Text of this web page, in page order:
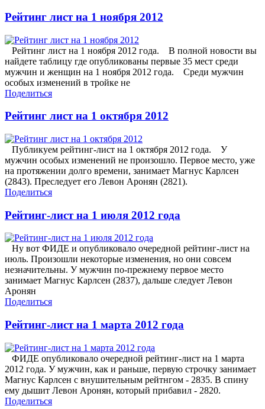
Рейтинг лист на 1 ноября 2012
Рейтинг лист на 1 ноября 2012 года. В полной новости вы
найдете таблицу где опубликованы первые 35 мест среди
мужчин и женщин на 1 ноября 2012 года. Среди мужчин
особых изменений в тройке не
Поделиться
Рейтинг лист на 1 октября 2012
Публикуем рейтинг-лист на 1 октября 2012 года. У
мужчин особых изменений не произошло. Первое место, уже
на протяжении долго времени, занимает Магнус Карлсен
(2843). Преследует его Левон Аронян (2821).
Поделиться
Рейтинг-лист на 1 июля 2012 года
Ну вот ФИДЕ и опубликовало очередной рейтинг-лист на
июль. Произошли некоторые изменения, но они совсем
незначительны. У мужчин по-прежнему первое место
занимает Магнус Карлсен (2837), дальше следует Левон
Аронян
Поделиться
Рейтинг-лист на 1 марта 2012 года
ФИДЕ опубликовало очередной рейтинг-лист на 1 марта
2012 года. У мужчин, как и раньше, первую строчку занимает
Магнус Карлсен с внушительным рейтнгом - 2835. В спину
ему дышит Левон Аронян, который прибавил - 2820.
Поделиться